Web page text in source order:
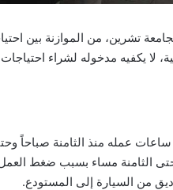
بجامعة تشرين، من الموازنة
يكفيه مدخوله لشراء احتياجات
35 ألف ليرة، وتمتد ساعات عمله منذ